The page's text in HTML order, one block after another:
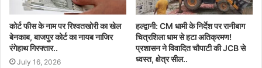
कोर्ट फीस के नाम पर रिश्वतखोरी का खेल
बेनकाब, बाजपुर कोर्ट का नायब नाजिर
रंगेहाथ गिरफ्तार..
July 16, 2026
हल्द्वानी: CM धामी के निर्देश पर रानीबाग
चित्रशिला धाम से हटा अतिक्रमण!
प्रशासन ने विवादित चौपाटी की JCB से
ध्वस्त, क्षेत्र सील..